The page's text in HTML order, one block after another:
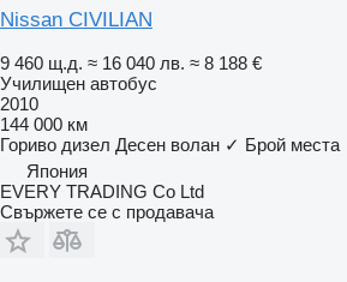
Nissan CIVILIAN
9 460 щ.д. ≈ 16 040 лв. ≈ 8 188 €
Училищен автобус
2010
144 000 км
Гориво дизел Десен волан ✓ Брой места
Япония
EVERY TRADING Co Ltd
Свържете се с продавача